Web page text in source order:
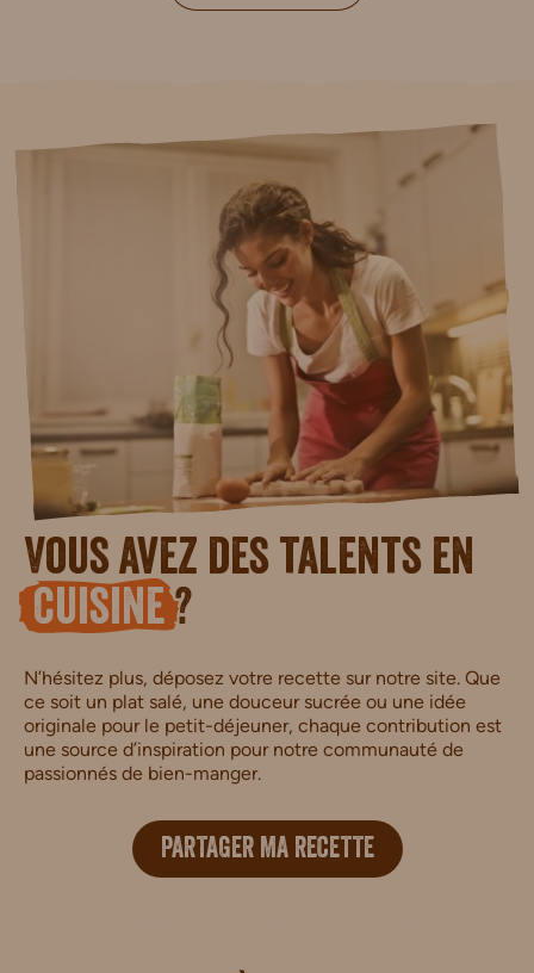
Vous avez des talents en
cuisine ?
N’hésitez plus, déposez votre recette sur notre site. Que
ce soit un plat salé, une douceur sucrée ou une idée
originale pour le petit-déjeuner, chaque contribution est
une source d’inspiration pour notre communauté de
passionnés de bien-manger.
PARTAGER MA RECETTE